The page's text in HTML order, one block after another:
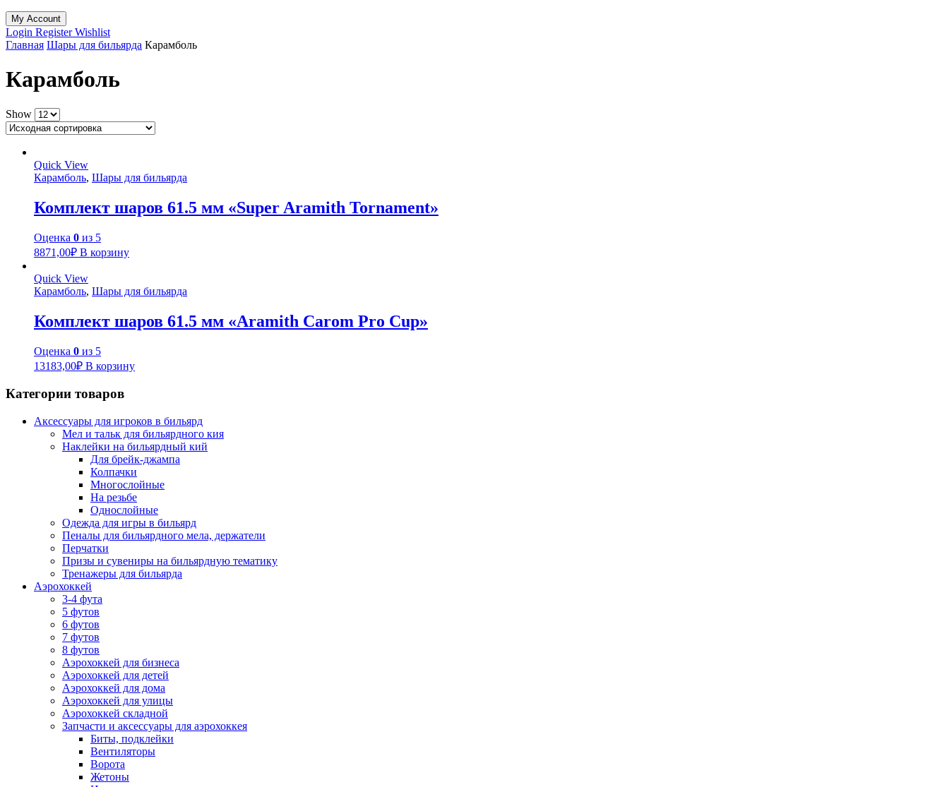
My Account
Login RegisterWishlist
Главная Шары для бильярда Карамболь
Карамболь
Show
Quick View
Карамболь, Шары для бильярда
Комплект шаров 61.5 мм «Super Aramith Tornament»
Оценка 0 из 5
8871,00₽ В корзину
Quick View
Карамболь, Шары для бильярда
Комплект шаров 61.5 мм «Aramith Carom Pro Cup»
Оценка 0 из 5
13183,00₽ В корзину
Категории товаров
Аксессуары для игроков в бильярд
Мел и тальк для бильярдного кия
Наклейки на бильярдный кий
Для брейк-джампа
Колпачки
Многослойные
На резьбе
Однослойные
Одежда для игры в бильярд
Пеналы для бильярдного мела, держатели
Перчатки
Призы и сувениры на бильярдную тематику
Тренажеры для бильярда
Аэрохоккей
3-4 фута
5 футов
6 футов
7 футов
8 футов
Аэрохоккей для бизнеса
Аэрохоккей для детей
Аэрохоккей для дома
Аэрохоккей для улицы
Аэрохоккей складной
Запчасти и аксессуары для аэрохоккея
Биты, подклейки
Вентиляторы
Ворота
Жетоны